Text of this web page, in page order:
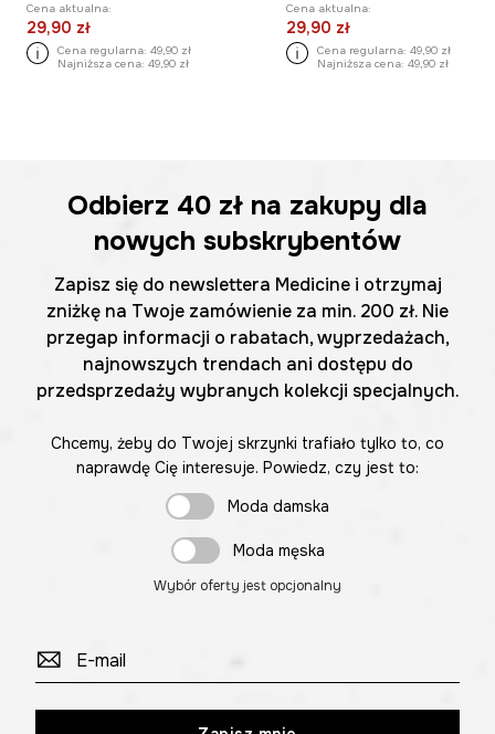
Cena aktualna:
29,90 zł
Cena regularna: 49,90 zł
Najniższa cena: 49,90 zł
Cena aktualna:
29,90 zł
Cena regularna: 49,90 zł
Najniższa cena: 49,90 zł
Odbierz 40 zł na zakupy dla
nowych subskrybentów
Zapisz się do newslettera Medicine i otrzymaj
zniżkę na Twoje zamówienie za min. 200 zł. Nie
przegap informacji o rabatach, wyprzedażach,
najnowszych trendach ani dostępu do
przedsprzedaży wybranych kolekcji specjalnych.
Chcemy, żeby do Twojej skrzynki trafiało tylko to, co
naprawdę Cię interesuje. Powiedz, czy jest to:
Moda damska
Moda męska
Wybór oferty jest opcjonalny